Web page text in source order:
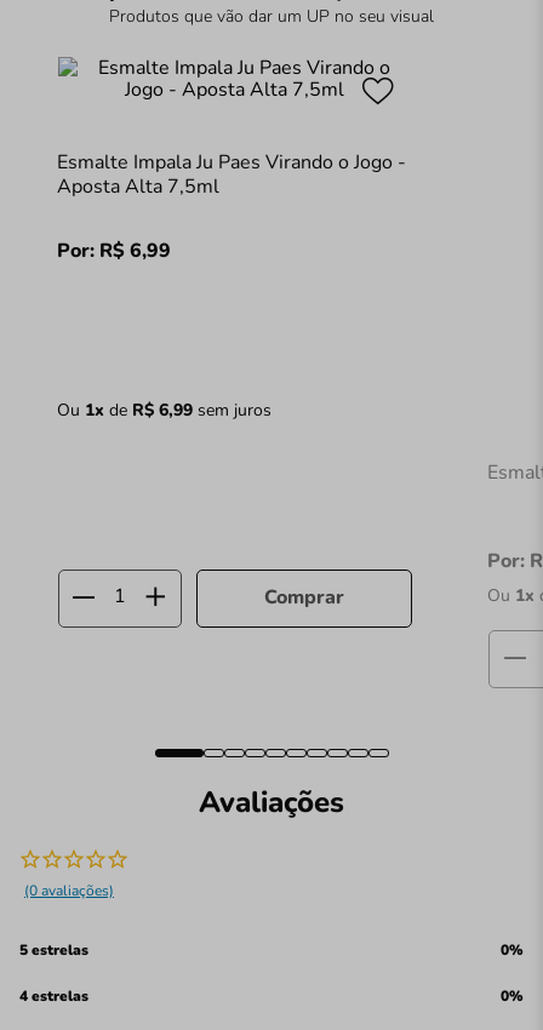
Produtos que vão dar um UP no seu visual
Esmalte Impala Ju Paes Virando o Jogo -
Aposta Alta 7,5ml
Por: R$6,99
Ou 1x de R$ 6,99sem juros
Comprar
Por:
Ou 1x
Avaliações
(0 avaliações)
5 estrelas 0%
4 estrelas 0%